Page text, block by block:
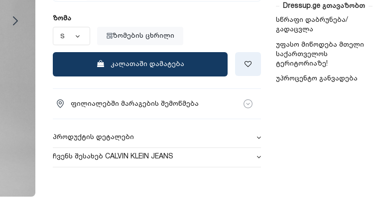
ზომა
ზომების ცხრილი
კალათაში დამატება
ფილიალებში მარაგების შემოწმება
პროდუქტის დეტალები
ჩვენს შესახებ CALVIN KLEIN JEANS
Dressup.ge გთავაზობთ
სწრაფი დაბრუნება/
გადაცვლა
უფასო მიწოდება მთელი
საქართველოს
ტერიტორიაზე!
უპროცენტო განვადება